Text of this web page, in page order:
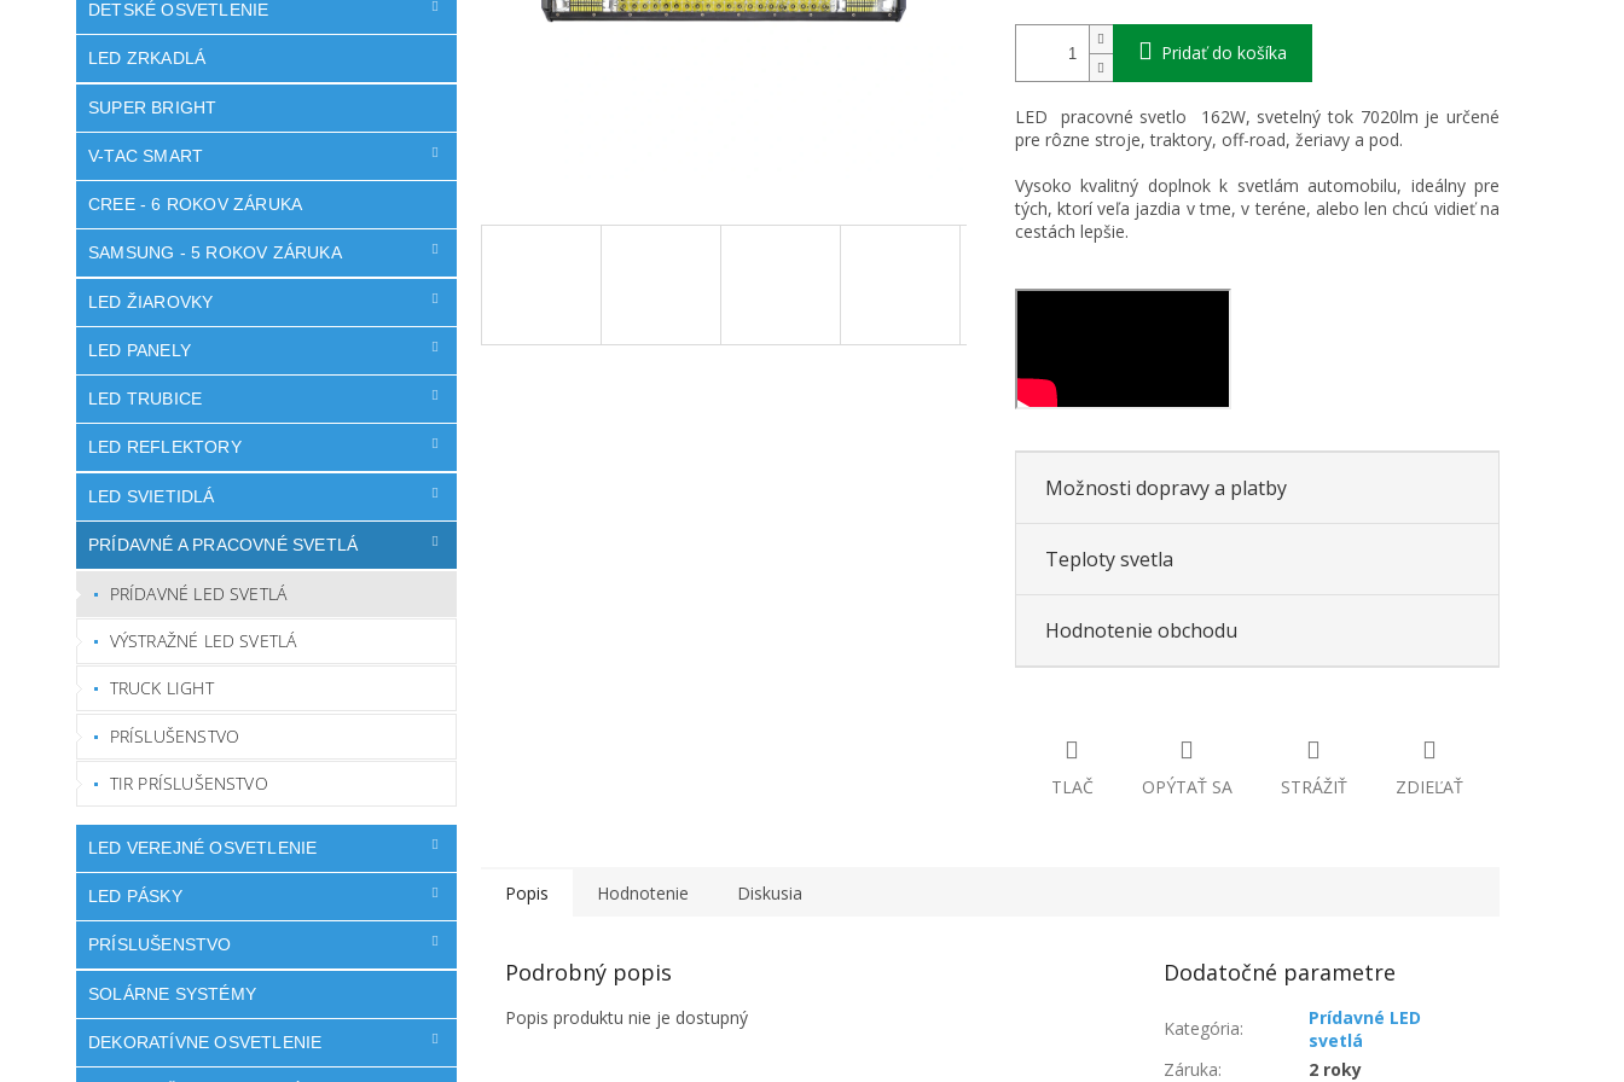
DETSKÉ OSVETLENIE
LED ZRKADLÁ
SUPER BRIGHT
V-TAC SMART
CREE - 6 ROKOV ZÁRUKA
SAMSUNG - 5 ROKOV ZÁRUKA
LED ŽIAROVKY
LED PANELY
LED TRUBICE
LED REFLEKTORY
LED SVIETIDLÁ
PRÍDAVNÉ A PRACOVNÉ SVETLÁ
PRÍDAVNÉ LED SVETLÁ
VÝSTRAŽNÉ LED SVETLÁ
TRUCK LIGHT
PRÍSLUŠENSTVO
TIR PRÍSLUŠENSTVO
LED VEREJNÉ OSVETLENIE
LED PÁSKY
PRÍSLUŠENSTVO
SOLÁRNE SYSTÉMY
DEKORATÍVNE OSVETLENIE
Pridať do košíka
LED pracovné svetlo 162W, svetelný tok 7020lm je určené
pre rôzne stroje, traktory, off-road, žeriavy a pod.
Vysoko kvalitný doplnok k svetlám automobilu, ideálny pre
tých, ktorí veľa jazdia v tme, v teréne, alebo len chcú vidieť na
cestách lepšie.
Možnosti dopravy a platby
Teploty svetla
Hodnotenie obchodu
TLAČ OPÝTAŤ SA STRÁŽIŤ ZDIEĽAŤ
Popis Hodnotenie Diskusia
Podrobný popis
Popis produktu nie je dostupný
Dodatočné parametre
Kategória:
Prídavné LED
svetlá
Záruka:
2 roky